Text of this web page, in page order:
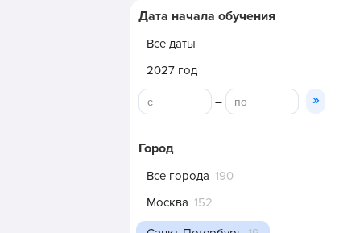
Дата начала обучения
Все даты
2027 год
– »
Город
Все города 190
Москва 152